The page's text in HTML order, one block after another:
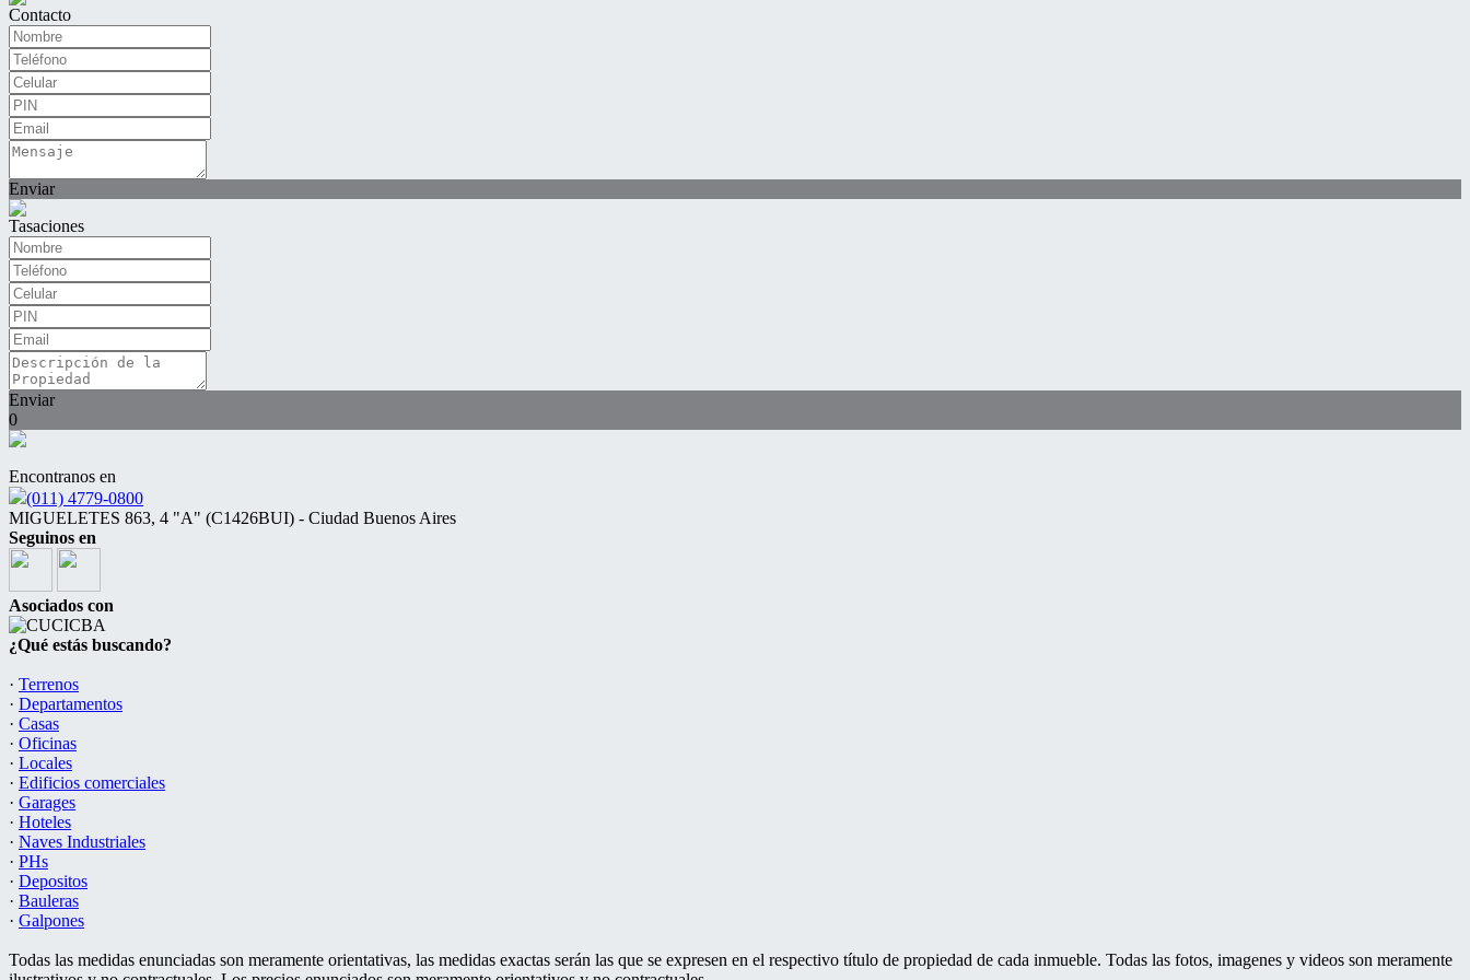
Contacto
Enviar
Tasaciones
Enviar
0
Encontranos en
(011) 4779-0800
MIGUELETES 863, 4 "A" (C1426BUI) - Ciudad Buenos Aires
Seguinos en
Asociados con
¿Qué estás buscando?
· Terrenos
· Departamentos
· Casas
· Oficinas
· Locales
· Edificios comerciales
· Garages
· Hoteles
· Naves Industriales
· PHs
· Depositos
· Bauleras
· Galpones
Todas las medidas enunciadas son meramente orientativas, las medidas exactas serán las que se expresen en el respectivo título de propiedad de cada inmueble. Todas las fotos, imagenes y videos son meramente